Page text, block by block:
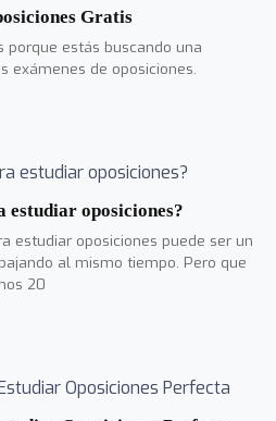
Gratis
porque estás buscando una
exámenes de oposiciones.
estudiar oposiciones?
estudiar oposiciones puede ser un
al mismo tiempo. Pero que
20